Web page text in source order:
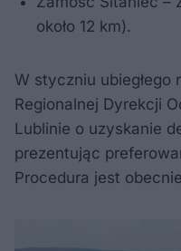
około 12 km).
W styczniu ubiegłego
Regionalnej Dyrekcji
Lublinie o uzyskanie
prezentując
Procedura jest